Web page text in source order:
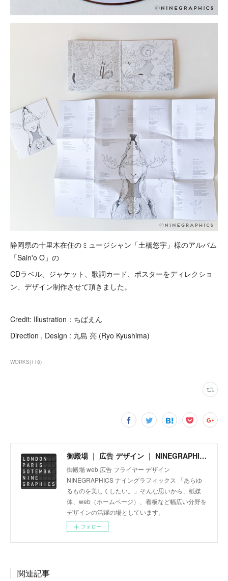
静岡県の十里木在住のミュージシャン「土橋悠宇」様のアルバム
「Sain'o O」の
CDラベル、ジャケット、歌詞カード、ポスターをディレクショ
ン、デザイン制作させて頂きました。
Credit: Illustration：ちばえん
Direction , Design : 九島 亮 (Ryo Kyushima)
WORKS(118)
御殿場 ｜ 広告 デザイン ｜ NINEGRAPHICS
御殿場 web 広告 フライヤー デザイン
NINEGRAPHICS ナイングラフィックス 「あらゆ
るものを美しくしたい。」そんな思いから、紙媒
体、web（ホームページ）、看板など幅広い分野を
デザインの活躍の場としています。
フォロー
関連記事